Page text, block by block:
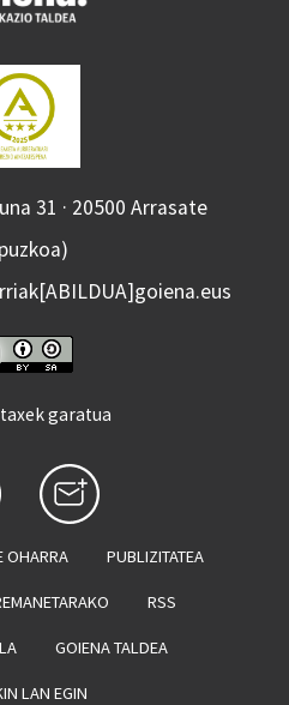
31 · 20500 Arrasate
garatua
OHARRA PUBLIZITATEA
RSS
GOIENA TALDEA
LAN EGIN